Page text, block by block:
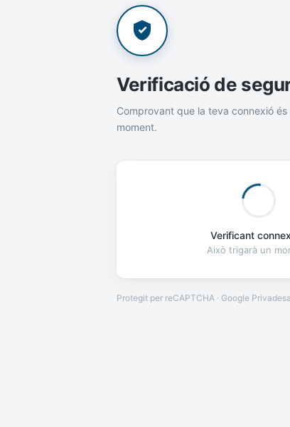
Verificació de
Comprovant que la teva connexió és
moment.
Verificant
Això trigarà un
Protegit per reCAPTCHA · Google Privadesa